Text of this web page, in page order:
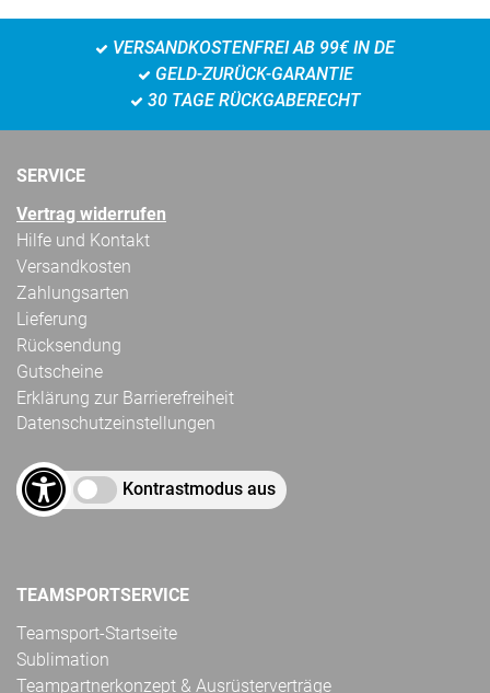
VERSANDKOSTENFREI AB 99€ IN DE
GELD-ZURÜCK-GARANTIE
30 TAGE RÜCKGABERECHT
SERVICE
Vertrag widerrufen
Hilfe und Kontakt
Versandkosten
Zahlungsarten
Lieferung
Rücksendung
Gutscheine
Erklärung zur Barrierefreiheit
Datenschutzeinstellungen
Kontrastmodus aus
TEAMSPORTSERVICE
Teamsport-Startseite
Sublimation
Teampartnerkonzept & Ausrüsterverträge